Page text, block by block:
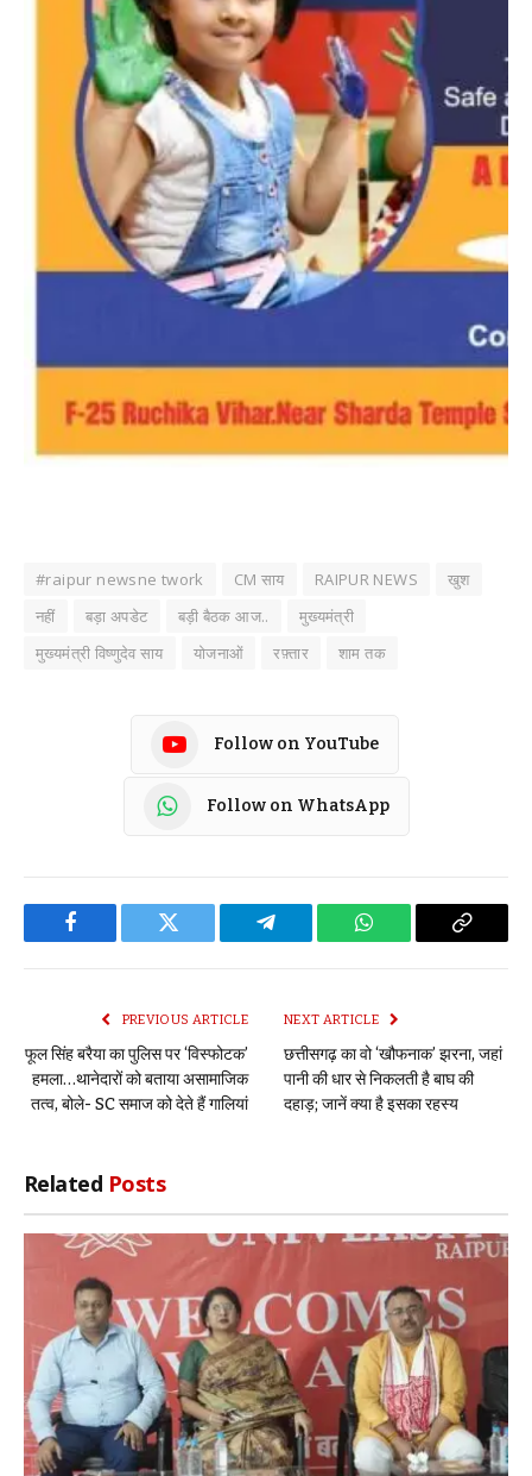
#raipur newsne twork CM साय RAIPUR NEWS
खुश
नहीं
बड़ा अपडेट बड़ी बैठक आज..
मुख्यमंत्री
मुख्यमंत्री विष्णुदेव साय
योजनाओं रफ़्तार शाम तक
Follow on YouTube
Follow on WhatsApp
Facebook Twitter Telegram WhatsApp Copy
PREVIOUS ARTICLE
फूल सिंह बरैया का पुलिस पर ‘विस्फोटक’
हमला…थानेदारों को बताया असामाजिक
तत्व, बोले- SC समाज को देते हैं गालियां
NEXT ARTICLE
छत्तीसगढ़ का वो ‘खौफनाक’ झरना, जहां
पानी की धार से निकलती है बाघ की
दहाड़; जानें क्या है इसका रहस्य
Related Posts